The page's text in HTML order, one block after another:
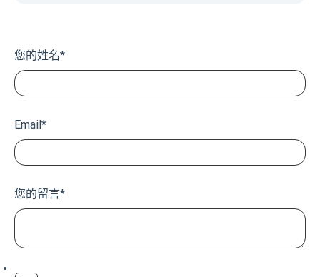
您的姓名*
Email *
您的留言*